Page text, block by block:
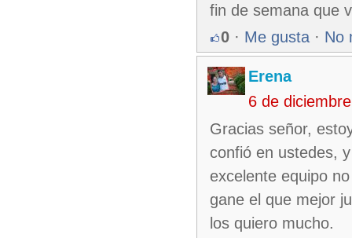
fin de semana que
0 · Me gusta · No
Erena
6 de
Gracias señor,
confió en ustedes,
excelente equipo
gane el que mejor
los quiero mucho.